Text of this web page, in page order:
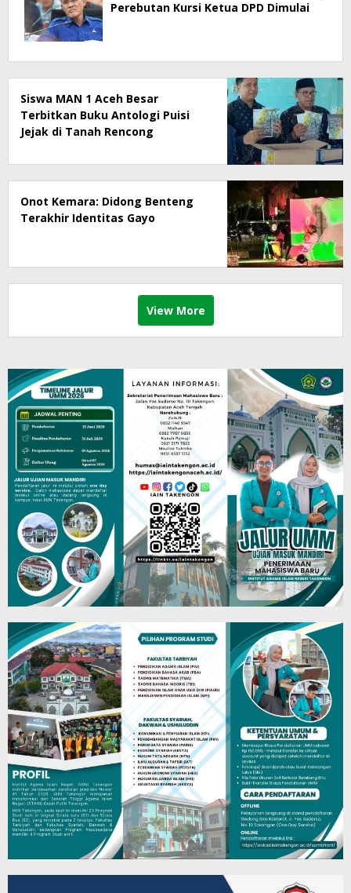
Perebutan Kursi Ketua DPD Dimulai
Siswa MAN 1 Aceh Besar
Terbitkan Buku Antologi Puisi
Jejak di Tanah Rencong
Onot Kemara: Didong Benteng
Terakhir Identitas Gayo
View More